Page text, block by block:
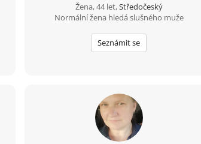
Žena, 44 let,Středočeský
Normální žena hledá slušného muže
Seznámit se